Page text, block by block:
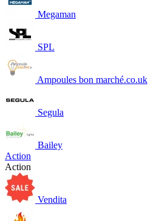
Megaman
SPL
Ampoules bon marché.co.uk
Segula
Bailey
Action
Action
Vendita